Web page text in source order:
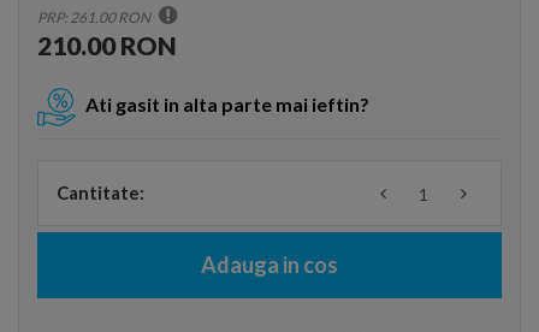
PRP: 261.00 RON
210.00 RON
Ati gasit in alta parte mai ieftin?
Cantitate:
Adauga in cos